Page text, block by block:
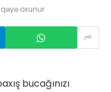
oxunur
bucağınızı